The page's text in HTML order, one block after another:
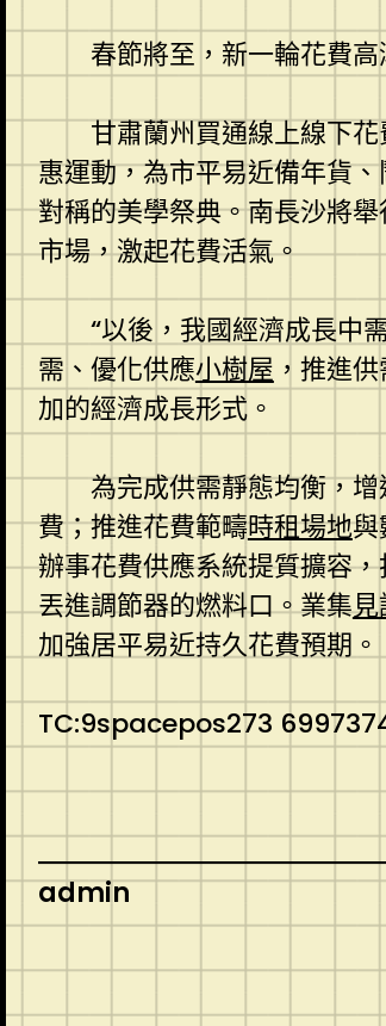
春節將至，新一輪花費
甘肅蘭州買通線上線下
惠運動，為市平易近備年貨
對稱的美學祭典。南長沙將
市場，激起花費活氣。
“以後，我國經濟成長中
需、優化供應小樹屋 ，推進
加的經濟成長形式。
為完成供需靜態均衡，
費；推進花費範疇時租場地與
辦事花費供應系統提質擴容
丟進調節器的燃料口。業集見
加強居平易近持久花費預期。
TC:9spacepos273
admin